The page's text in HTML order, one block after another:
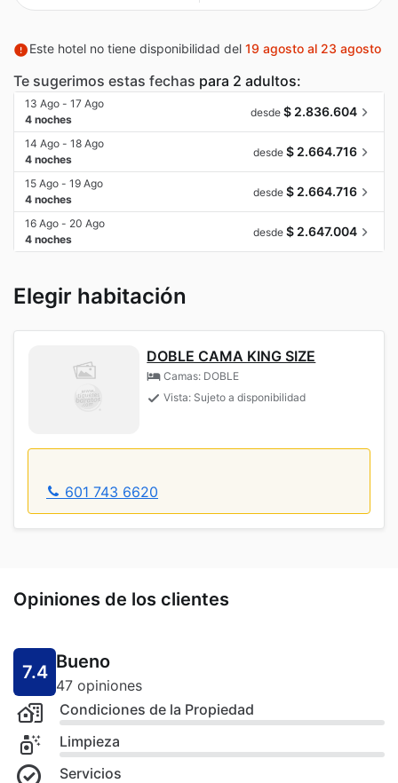
Este hotel no tiene disponibilidad del 19 agosto al 23 agosto
Te sugerimos estas fechas para 2 adultos:
13 Ago - 17 Ago
4 noches
desde $ 2.836.604
14 Ago - 18 Ago
4 noches
desde $ 2.664.716
15 Ago - 19 Ago
4 noches
desde $ 2.664.716
16 Ago - 20 Ago
4 noches
desde $ 2.647.004
Elegir habitación
DOBLE CAMA KING SIZE
Camas: DOBLE
Vista: Sujeto a disponibilidad
601 743 6620
Opiniones de los clientes
7.4 Bueno
47 opiniones
Condiciones de la Propiedad
Limpieza
Servicios